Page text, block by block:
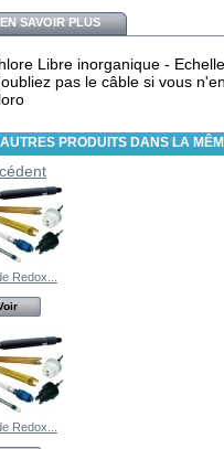
EN SAVOIR PLUS
Libre inorganique -
pas le câble si vous
PRODUITS DANS LA
Redox...
Redox...